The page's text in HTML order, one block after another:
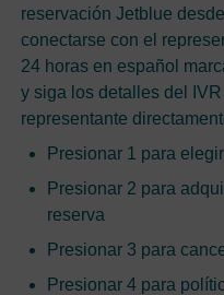
reservación Jetblue
conectarse con el
24 horas en español
y siga los detalles del
representante
Presionar 1 para
Presionar 2 para
reserva
Presionar 3 para
Presionar 4 para